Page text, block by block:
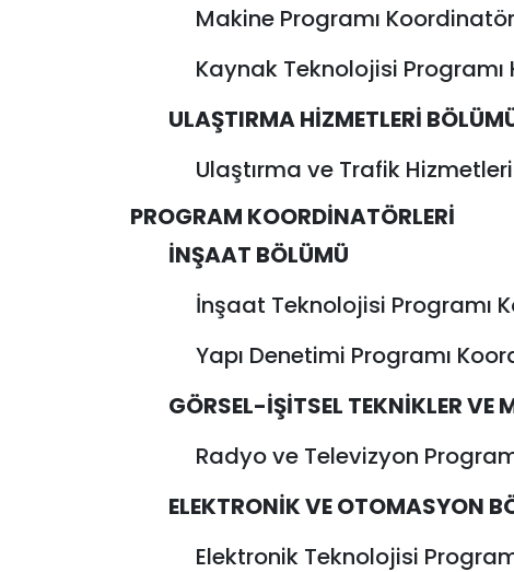
Makine Programı
Kaynak Teknolojisi Programı
ULAŞTIRMA HİZMETLERİ
Ulaştırma ve Trafik
PROGRAM KOORDİNATÖRLERİ
İNŞAAT BÖLÜMÜ
İnşaat Teknolojisi Programı
Yapı Denetimi Programı
GÖRSEL-İŞİTSEL TEKNİKLER VE
Radyo ve Televizyon
ELEKTRONİK VE OTOMASYON
Elektronik Teknolojisi